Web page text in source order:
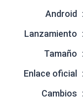
Android
Lanzamiento
Tamaño
Enlace oficial
Cambios